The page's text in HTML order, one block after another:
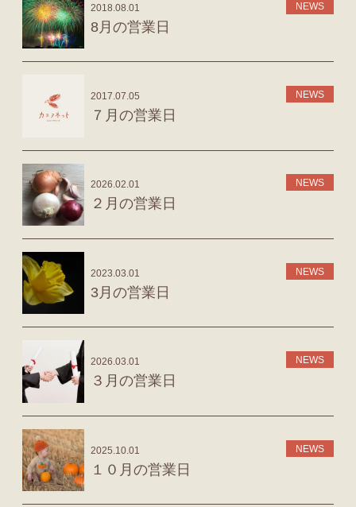
2018.08.01 NEWS
8月の営業日
2017.07.05 NEWS
７月の営業日
2026.02.01 NEWS
２月の営業日
2023.03.01 NEWS
3月の営業日
2026.03.01 NEWS
３月の営業日
2025.10.01 NEWS
１０月の営業日